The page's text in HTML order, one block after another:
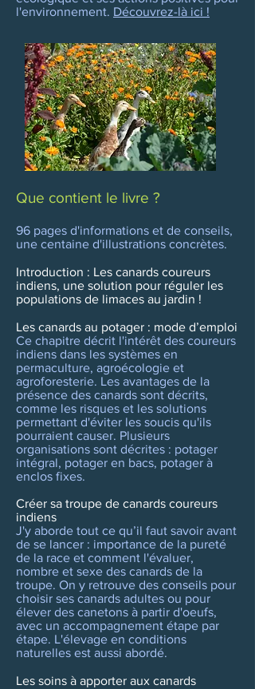
l'environnement. Découvrez-là ici !
Que contient le livre ?
96 pages d'informations et de conseils,
une centaine d'illustrations concrètes.
Introduction : Les canards coureurs
indiens, une solution pour réguler les
populations de limaces au jardin !
Les canards au potager : mode d’emploi
Ce chapitre décrit l'intérêt des coureurs
indiens dans les systèmes en
permaculture, agroécologie et
agroforesterie. Les avantages de la
présence des canards sont décrits,
comme les risques et les solutions
permettant d'éviter les soucis qu'ils
pourraient causer. Plusieurs
organisations sont décrites : potager
intégral, potager en bacs, potager à
enclos fixes.
Créer sa troupe de canards coureurs
indiens
J'y aborde tout ce qu’il faut savoir avant
de se lancer : importance de la pureté
de la race et comment l'évaluer,
nombre et sexe des canards de la
troupe. On y retrouve des conseils pour
choisir ses canards adultes ou pour
élever des canetons à partir d'oeufs,
avec un accompagnement étape par
étape. L'élevage en conditions
naturelles est aussi abordé.
Les soins à apporter aux canards